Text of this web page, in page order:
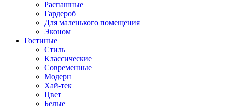
Распашные
Гардероб
Для маленького помещения
Эконом
Гостиные
Стиль
Классические
Современные
Модерн
Хай-тек
Цвет
Белые